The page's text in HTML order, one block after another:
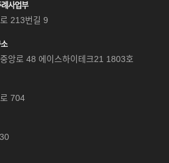
사업부
213번길 9
앙로 48 에이스하이테크21 1803호
704